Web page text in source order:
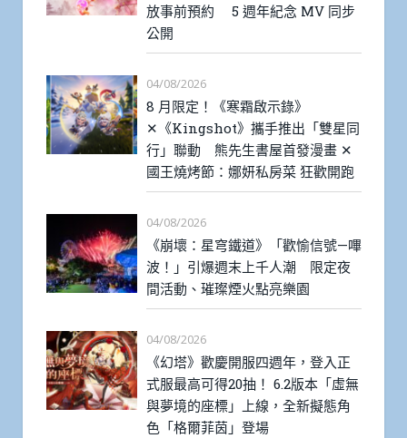
放事前預約 5 週年紀念 MV 同步
公開
04/08/2026
8 月限定！《寒霜啟示錄》
✕《Kingshot》攜手推出「雙星同
行」聯動 熊先生書屋首發漫畫 ✕
國王燒烤節：娜妍私房菜 狂歡開跑
04/08/2026
《崩壞：星穹鐵道》「歡愉信號—嗶
波！」引爆週末上千人潮 限定夜
間活動、璀璨煙火點亮樂園
04/08/2026
《幻塔》歡慶開服四週年，登入正
式服最高可得20抽！ 6.2版本「虛無
與夢境的座標」上線，全新擬態角
色「格爾菲茵」登場